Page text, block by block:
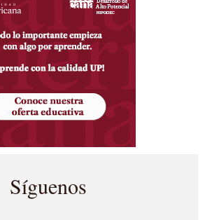
Síguenos